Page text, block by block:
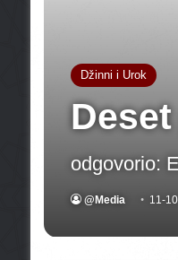
Džinni i Urok
odgovorio:
@Media 11-